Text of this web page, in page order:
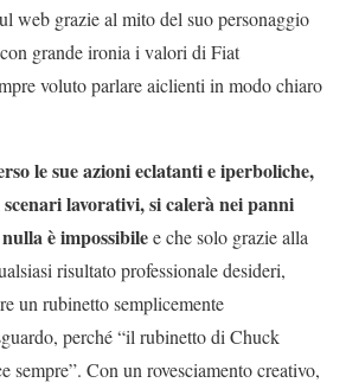
web grazie al mito del suo personaggio
grande ironia i valori di Fiat
voluto parlare aiclienti in modo chiaro
le sue azioni eclatanti e iperboliche,
lavorativi, si calerà nei panni
è impossibilee che solo grazie alla
risultato professionale desideri,
un rubinetto semplicemente
perché “il rubinetto di Chuck
sempre”. Con un rovesciamento creativo,